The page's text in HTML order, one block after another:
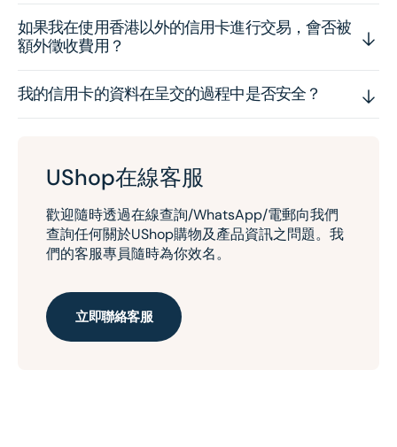
如果我在使用香港以外的信用卡進行交易，會否被
額外徵收費用？
我的信用卡的資料在呈交的過程中是否安全？
UShop在線客服
歡迎隨時透過在線查詢/WhatsApp/電郵向我們
查詢任何關於UShop購物及產品資訊之問題。我
們的客服專員隨時為你效名。
立即聯絡客服